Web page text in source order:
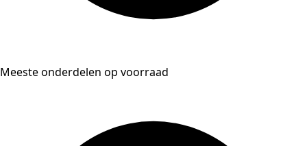
Meeste onderdelen op voorraad